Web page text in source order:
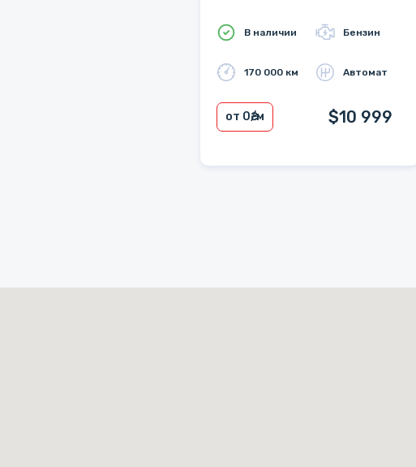
В наличии Бензин
170 000 км Автомат
от 0₴/м $10 999